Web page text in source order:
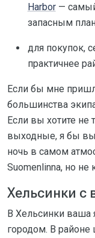
Harbor— самый
запасным
для покупок,
практичнее
Если бы мне
большинства
Если вы хотите не
выходные, я бы
ночь в самом
Suomenlinna, но не
Хельсинки с
В Хельсинки ваша
городом. В районе